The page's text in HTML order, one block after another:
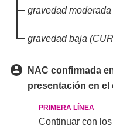
gravedad
gravedad baja
NAC confirmada
presentación en
PRIMERA LÍNEA
Continuar con